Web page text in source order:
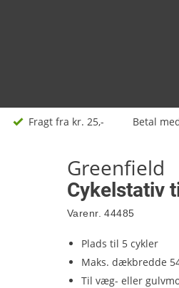
Fragt fra kr. 25,- Betal
Greenfield
Cykelstativ
Varenr. 44485
Plads til 5 cykler
Maks. dækbredde
Til væg- eller